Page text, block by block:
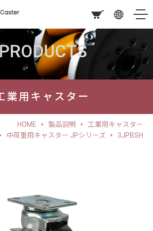
PRODUCTS
業用キャスター
HOME 製品説明
工業用キャスター
中荷重用キャスター JPシリーズ
3JPBSH